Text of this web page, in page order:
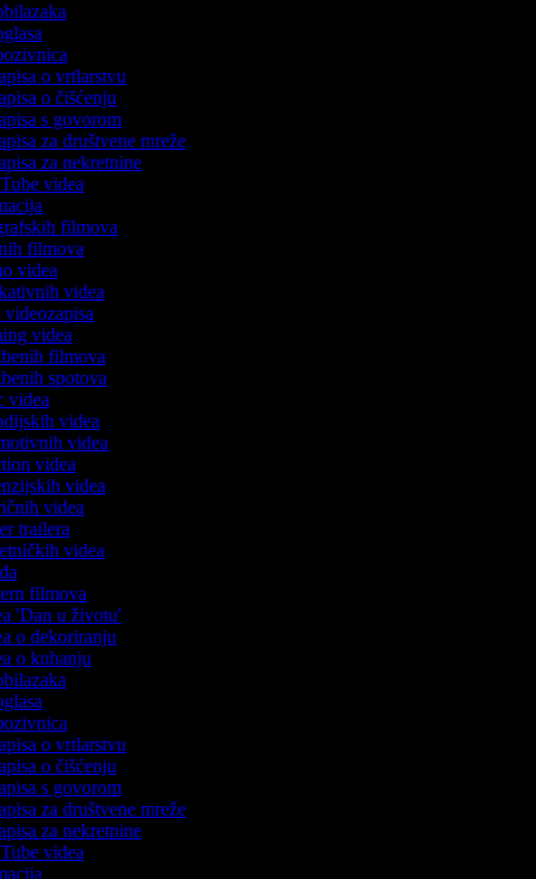
o vrtlarstvu
o čišćenju
s govorom
za društvene mreže
za nekretnine
videa
filmova
filmova
videa
videa
videozapisa
videa
filmova
spotova
videa
videa
videa
videa
videa
videa
trailera
videa
filmova
'Dan u životu'
o dekoriranju
o kuhanju
o vrtlarstvu
o čišćenju
s govorom
za društvene mreže
za nekretnine
videa